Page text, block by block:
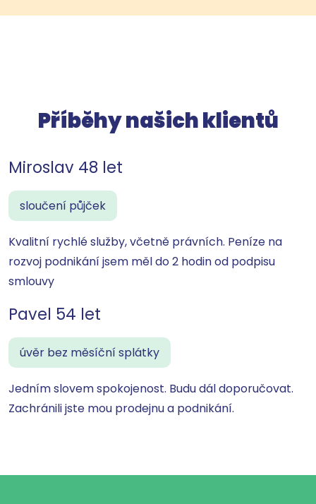
Příběhy našich klientů
Miroslav 48 let
sloučení půjček
Kvalitní rychlé služby, včetně právních. Peníze na
rozvoj podnikání jsem měl do 2 hodin od podpisu
smlouvy
Pavel 54 let
úvěr bez měsíční splátky
Jedním slovem spokojenost. Budu dál doporučovat.
Zachránili jste mou prodejnu a podnikání.